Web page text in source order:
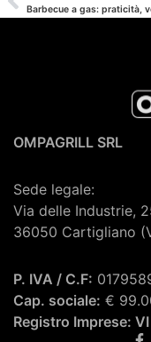
OMPAGRILL SRL
Sede legale:
Via delle Industrie,
36050 Cartigliano
P. IVA / C.F:
Cap. sociale: €
Registro Imprese: VI